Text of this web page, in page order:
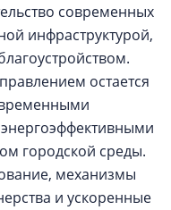
современных
инфраструктурой,
остается
городской среды.
механизмы
и ускоренные